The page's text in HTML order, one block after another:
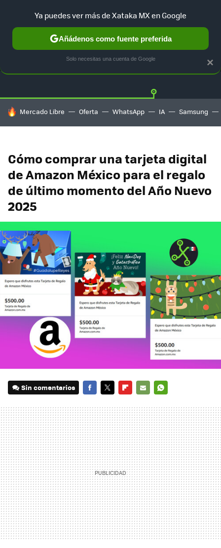
GUÍA DE COMPRAS MERCADO LIBRE
HOY SE HABLA DE
Mercado Libre Oferta WhatsApp IA Samsung
Cómo comprar una tarjeta digital
de Amazon México para el regalo
de último momento del Año Nuevo
2025
Sin comentarios
MAIL
×
Ya puedes ver más de Xataka MX en Google
Añádenos como fuente preferida
Solo necesitas una cuenta de Google